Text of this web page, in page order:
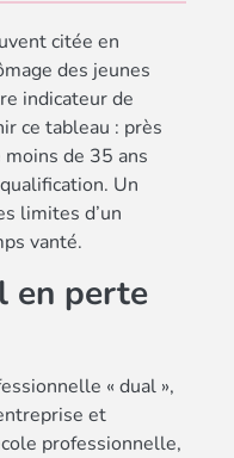
citée en
des jeunes
indicateur de
ce tableau : près
de 35 ans
Un
limites d’un
vanté.
en perte
« dual »,
et
professionnelle,